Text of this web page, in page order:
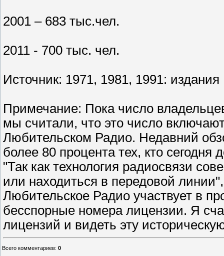
2001 – 683 тыс.чел.
2011 - 700 тыс. чел.
Источник: 1971, 1981, 1991:
Примечание: Пока число
мы считали, что это число
Любительском Радио. Недавний
более 80 процента тех, кто сегодня
"Так как технология радиосвязи
или находиться в передовой
Любительское Радио участвует в
бесспорные номера лицензии. Я
лицензий и видеть эту
Всего комментариев: 0